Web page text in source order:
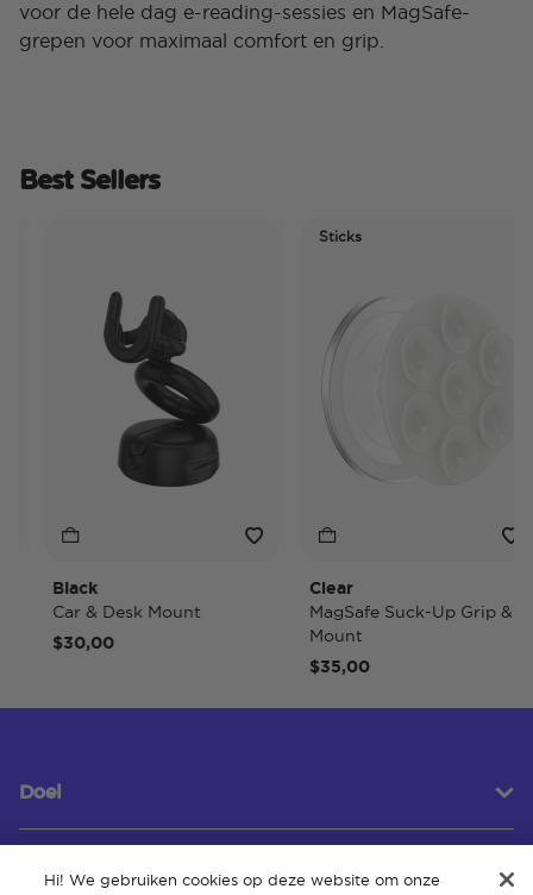
voor de hele dag e-reading-sessies en MagSafe-
grepen voor maximaal comfort en grip.
Best Sellers
Black
Car & Desk Mount
$30,00
Sticks
Clear
MagSafe Suck-Up Grip &
Mount
$35,00
Doel
Klantenservice
Hi! We gebruiken cookies op deze website om onze